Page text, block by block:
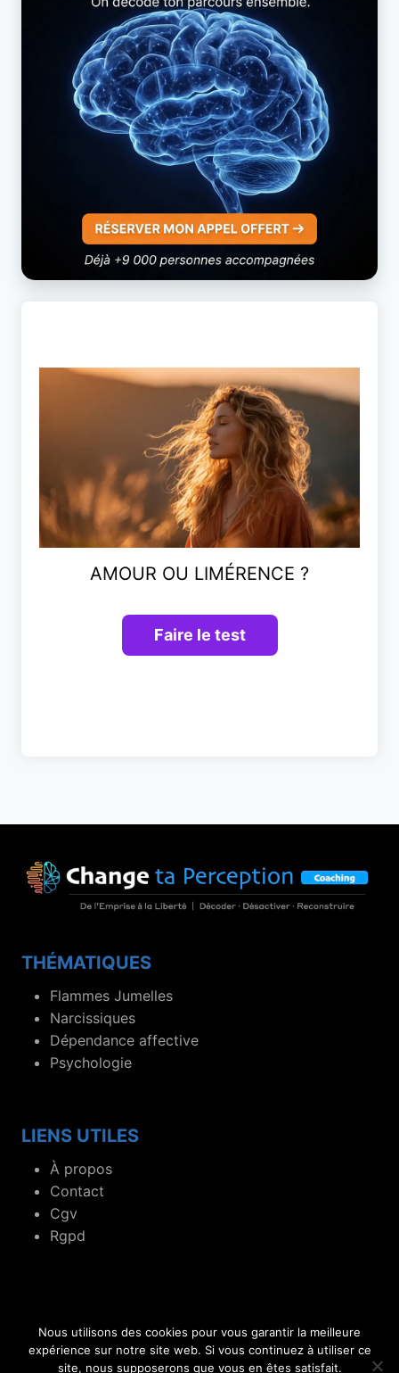
AMOUR OU LIMÉRENCE ?
THÉMATIQUES
Flammes Jumelles
Narcissiques
Dépendance affective
Psychologie
LIENS UTILES
À propos
Contact
Cgv
Rgpd
© 2019- 2026 Blog dédié aux flammes jumelles et
Nous utilisons des cookies pour vous garantir la meilleure
expérience sur notre site web. Si vous continuez à utiliser ce
site, nous supposerons que vous en êtes satisfait.